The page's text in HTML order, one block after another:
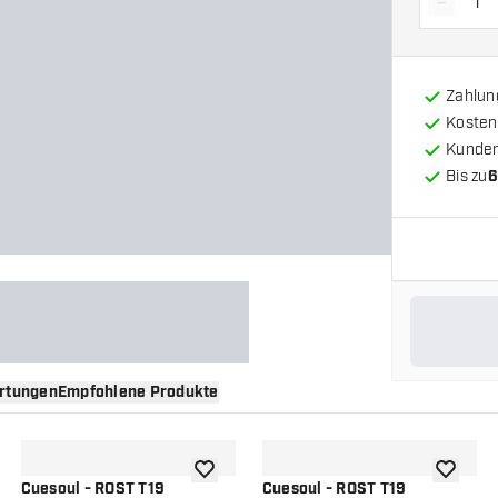
Bis zu
Empfohlene Produkte
hinzufügen
Cuesoul - ROST T19
Zur Wunschliste hinzufügen
Cuesoul - ROST T19
Zur